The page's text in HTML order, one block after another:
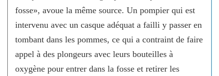
fosse», avoue la même source. Un pompier qui est
intervenu avec un casque adéquat a failli y passer en
tombant dans les pommes, ce qui a contraint de faire
appel à des plongeurs avec leurs bouteilles à
oxygène pour entrer dans la fosse et retirer les